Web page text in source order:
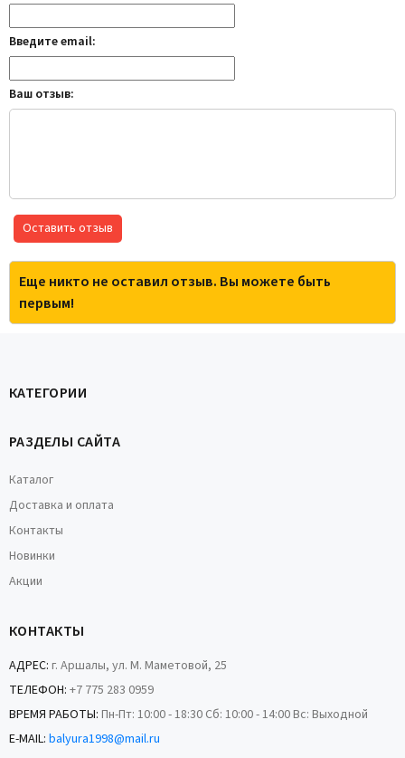
Введите email:
Ваш отзыв:
Оставить отзыв
Еще никто не оставил отзыв. Вы можете быть
первым!
КАТЕГОРИИ
РАЗДЕЛЫ САЙТА
Каталог
Доставка и оплата
Контакты
Новинки
Акции
КОНТАКТЫ
АДРЕС: г. Аршалы, ул. М. Маметовой, 25
ТЕЛЕФОН: +7 775 283 0959
ВРЕМЯ РАБОТЫ: Пн-Пт: 10:00 - 18:30 Сб: 10:00 - 14:00 Вс: Выходной
E-MAIL: balyura1998@mail.ru